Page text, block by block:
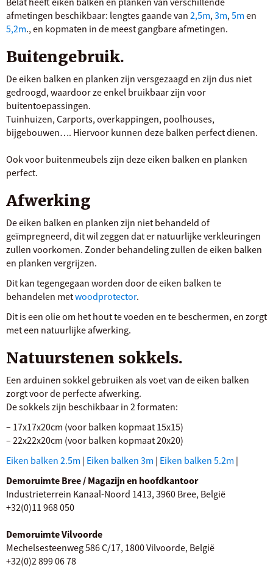
afmetingen beschikbaar: lengtes gaande van 2,5m, 3m, 5m en
5,2m., en kopmaten in de meest gangbare afmetingen.
Buitengebruik.
De eiken balken en planken zijn versgezaagd en zijn dus niet
gedroogd, waardoor ze enkel bruikbaar zijn voor
buitentoepassingen.
Tuinhuizen, Carports, overkappingen, poolhouses,
bijgebouwen…. Hiervoor kunnen deze balken perfect dienen.
Ook voor buitenmeubels zijn deze eiken balken en planken
perfect.
Afwerking
De eiken balken en planken zijn niet behandeld of
geïmpregneerd, dit wil zeggen dat er natuurlijke verkleuringen
zullen voorkomen. Zonder behandeling zullen de eiken balken
en planken vergrijzen.
Dit kan tegengegaan worden door de eiken balken te
behandelen metwoodprotector.
Dit is een olie om het hout te voeden en te beschermen, en zorgt
met een natuurlijke afwerking.
Natuurstenen sokkels.
Een arduinen sokkel gebruiken als voet van de eiken balken
zorgt voor de perfecte afwerking.
De sokkels zijn beschikbaar in 2 formaten:
– 17x17x20cm (voor balken kopmaat 15x15)
– 22x22x20cm (voor balken kopmaat 20x20)
Eiken balken 2.5m | Eiken balken 3m | Eiken balken 5.2m |
Demoruimte Bree / Magazijn en hoofdkantoor
Industrieterrein Kanaal-Noord 1413, 3960 Bree, België
+32(0)11 968 050
Demoruimte Vilvoorde
Mechelsesteenweg 586 C/17, 1800 Vilvoorde, België
+32(0)2 899 06 78